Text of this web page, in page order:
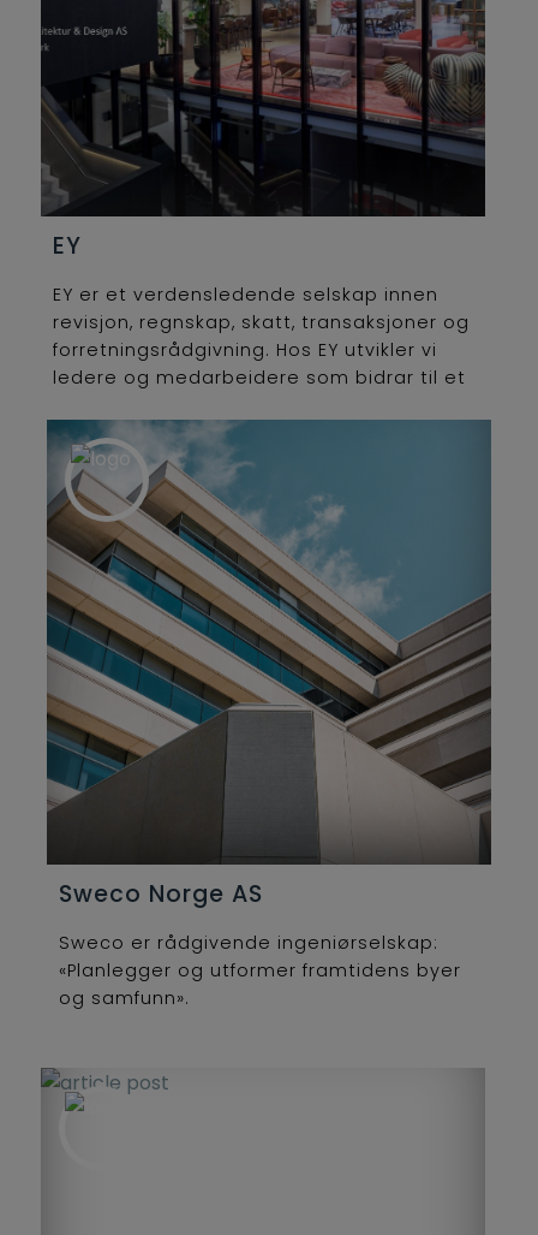
EY
EY er et verdensledende selskap innen
revisjon, regnskap, skatt, transaksjoner og
forretningsrådgivning. Hos EY utvikler vi
ledere og medarbeidere som bidrar til et
over 365 000 medarbeidere og 1 million
alumner danner til sammen et sterkt
nettverk. Hver og en av disse
menneskene leder og inspirerer andre i
løpet av deres tid hos EY og gir liv til vår
hensikt i deres daglige arbeid. EYs visjon
er basert på Building a Better Working
World – som også er grunnlaget for vår
kultur.
Sweco Norge AS
Sweco er rådgivende ingeniørselskap:
«Planlegger og utformer framtidens byer
og samfunn».